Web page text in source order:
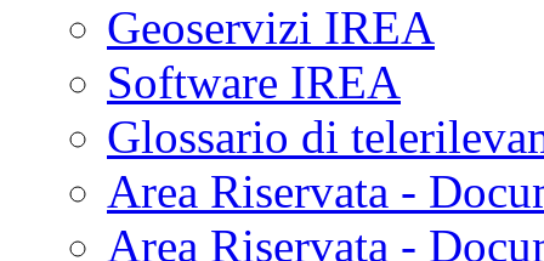
Geoservizi IREA
Software IREA
Glossario di
Area Riservata -
Area Riservata -